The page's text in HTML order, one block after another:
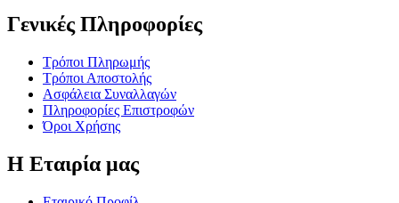
Γενικές Πληροφορίες
Τρόποι Πληρωμής
Τρόποι Αποστολής
Ασφάλεια Συναλλαγών
Πληροφορίες Επιστροφών
Όροι Χρήσης
Η Εταιρία μας